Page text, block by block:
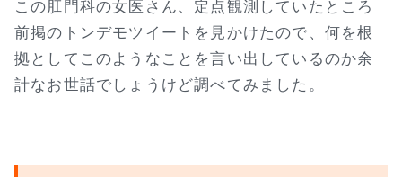
この肛門科の女医さん、定点観測していたところ
前掲のトンデモツイートを見かけたので、何を根
拠としてこのようなことを言い出しているのか余
計なお世話でしょうけど調べてみました。